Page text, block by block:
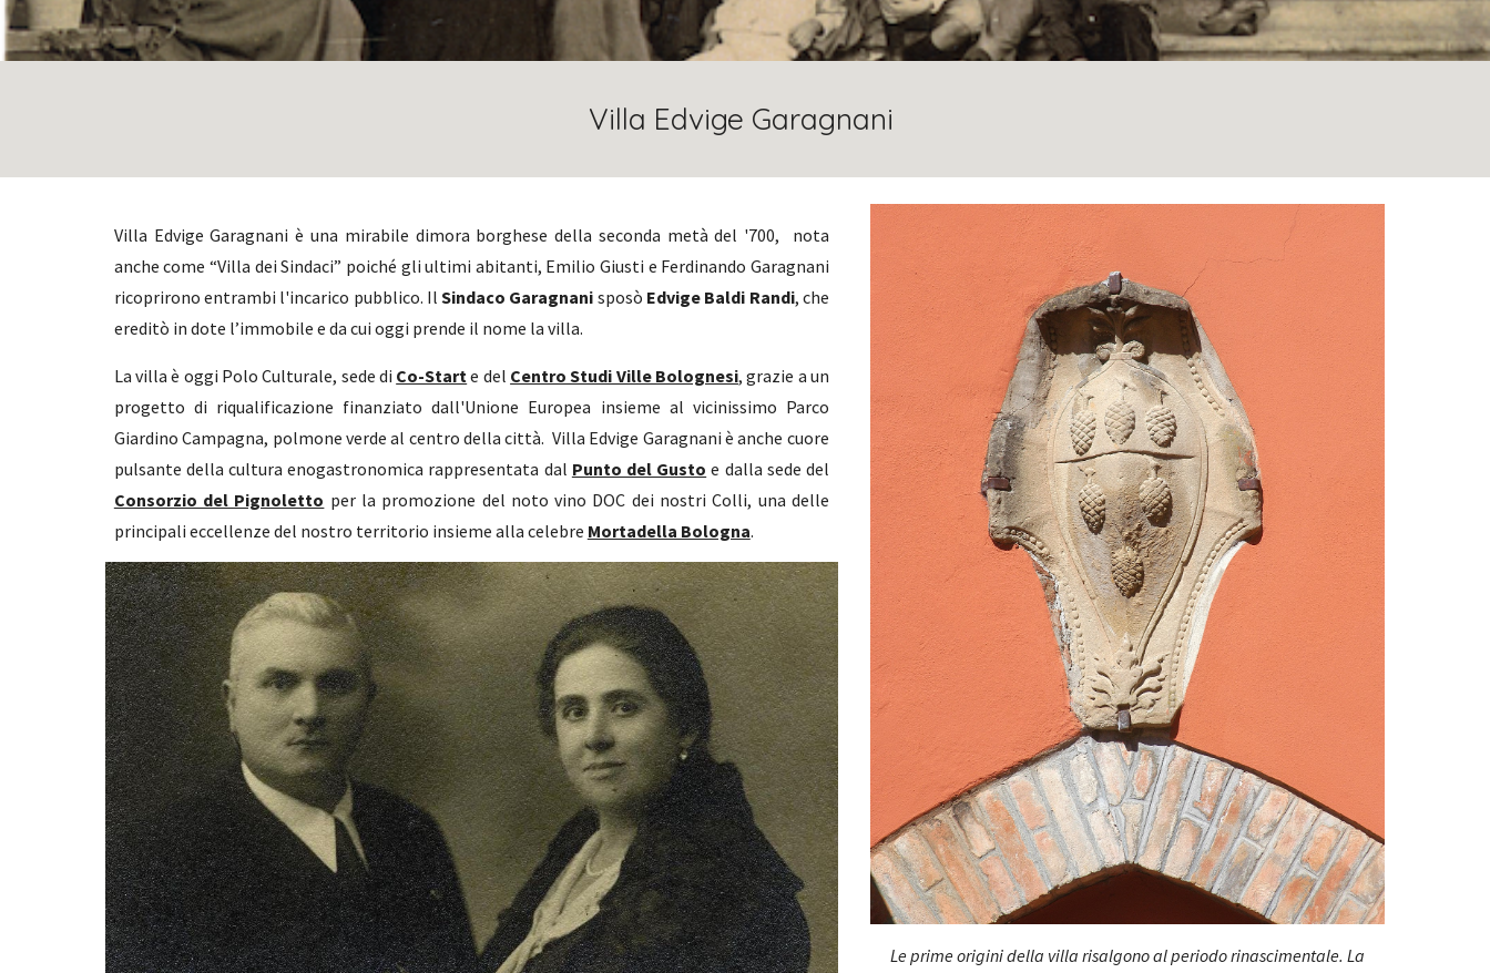
Villa Edvige Garagnani
Villa Edvige Garagnani è una mirabile dimora borghese della seconda metà del '700, nota
anche come “Villa dei Sindaci” poiché gli ultimi abitanti, Emilio Giusti e Ferdinando Garagnani
ricoprirono entrambi l'incarico pubblico. Il Sindaco Garagnani sposò Edvige Baldi Randi, che
ereditò in dote l’immobile e da cui oggi prende il nome la villa.
La villa è oggi Polo Culturale, sede di Co-Starte del Centro Studi Ville Bolognesi, grazie a un
progetto di riqualificazione finanziato dall'Unione Europea insieme al vicinissimo Parco
Giardino Campagna, polmone verde al centro della città. Villa Edvige Garagnani è anche cuore
pulsante della cultura enogastronomica rappresentata dal Punto del Gusto e dalla sede del
Consorzio del Pignoletto per la promozione del noto vino DOC dei nostri Colli, una delle
principali eccellenze del nostro territorio insieme alla celebre Mortadella Bologna.
Le prime origini della villa risalgono al periodo rinascimentale. La